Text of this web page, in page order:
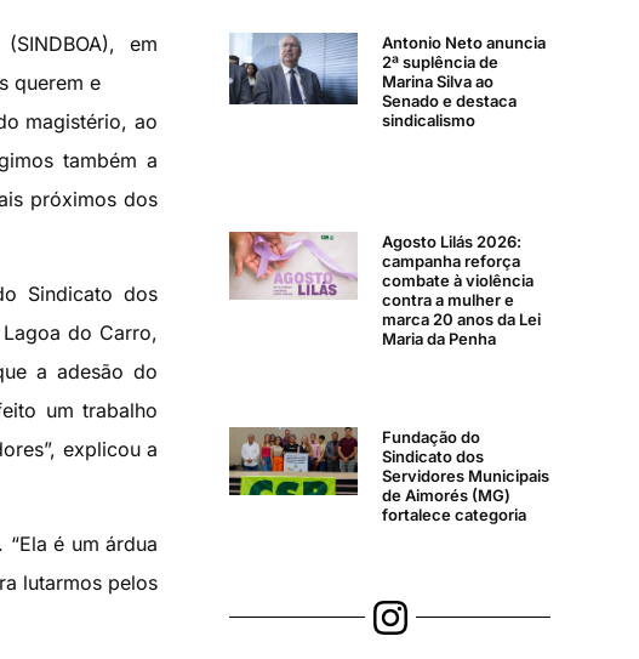
em
querem e
magistério, ao
também a
próximos dos
Sindicato dos
do Carro,
a adesão do
um trabalho
explicou a
é um árdua
lutarmos pelos
Antonio Neto anuncia
2ª suplência de
Marina Silva ao
Senado e destaca
sindicalismo
Agosto Lilás 2026:
campanha reforça
combate à violência
contra a mulher e
marca 20 anos da Lei
Maria da Penha
Fundação do
Sindicato dos
Servidores Municipais
de Aimorés (MG)
fortalece categoria